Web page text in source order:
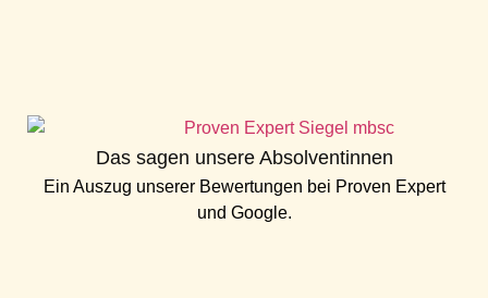
Das sagen unsere Absolventinnen
Ein Auszug unserer Bewertungen bei Proven Expert
und Google.